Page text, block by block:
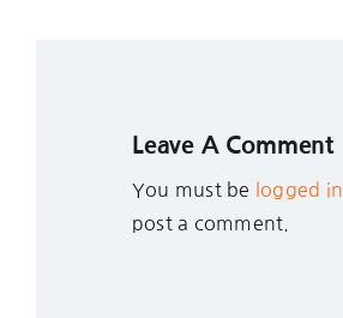
Leave A Comment
You must be logged in
post a comment.